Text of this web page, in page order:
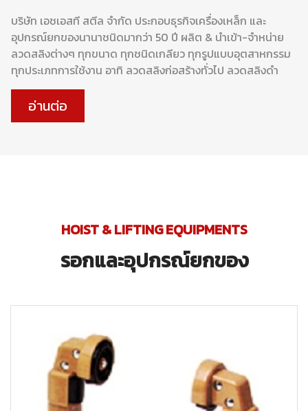
บริษัท เอชเอสที สตีล จำกัด ประกอบธุรกิจเครื่องเหล็ก และ
อุปกรณ์ยกของนานาชนิดมากว่า 50 ปี ผลิต & นำเข้า-จำหน่าย
ลวดสลิงต่างๆ ทุกขนาด ทุกชนิดเกลียว ทุกรูปแบบอุตสาหกรรม
ทุกประเภทการใช้งาน อาทิ ลวดสลิงก่อสร้างทั่วไป ลวดสลิงดำ
อ่านต่อ
HOIST & LIFTING EQUIPMENTS
รอกและอุปกรณ์ยกของ